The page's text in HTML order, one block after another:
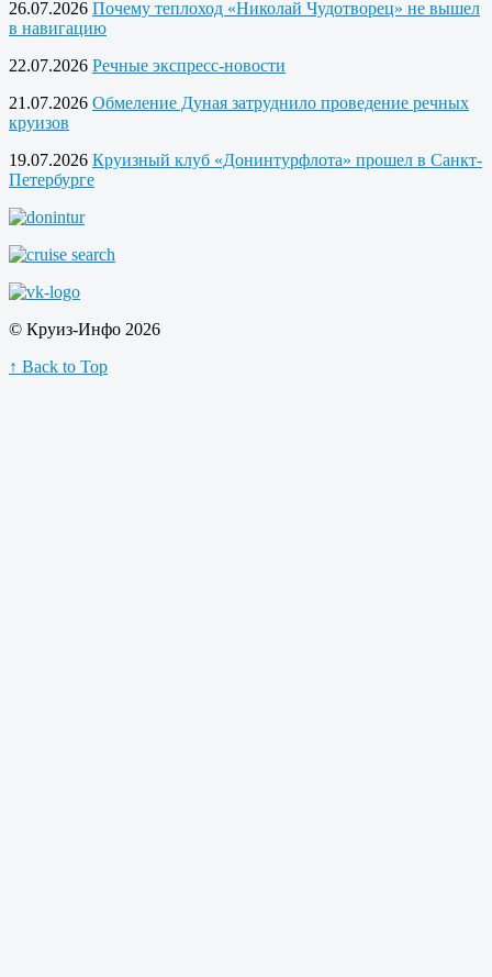
26.07.2026 Почему теплоход «Николай Чудотворец» не вышел
в навигацию
22.07.2026 Речные экспресс-новости
21.07.2026 Обмеление Дуная затруднило проведение речных
круизов
19.07.2026 Круизный клуб «Донинтурфлота» прошел в Санкт-
Петербурге
© Круиз-Инфо 2026
↑ Back to Top